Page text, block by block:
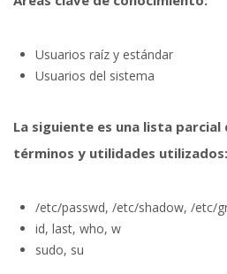
Usuarios raíz y estándar
Usuarios del sistema
La siguiente es una lista parcial
términos y utilidades utilizados:
/etc/passwd, /etc/shadow, /etc/
id, last, who, w
sudo, su